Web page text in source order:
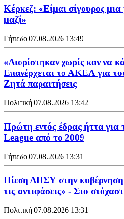
Κέρκεζ: «Είμαι σίγουρος μια
μαζί»
Γήπεδο|07.08.2026 13:49
«Διορίστηκαν χωρίς καν να
Επανέρχεται το ΑΚΕΛ για
Ζητά παραιτήσεις
Πολιτική|07.08.2026 13:42
Πρώτη εντός έδρας ήττα
League από το 2009
Γήπεδο|07.08.2026 13:31
Πίεση ΔΗΣΥ στην κυβέρνηση
τις αντιφάσεις» - Στο
Πολιτική|07.08.2026 13:31